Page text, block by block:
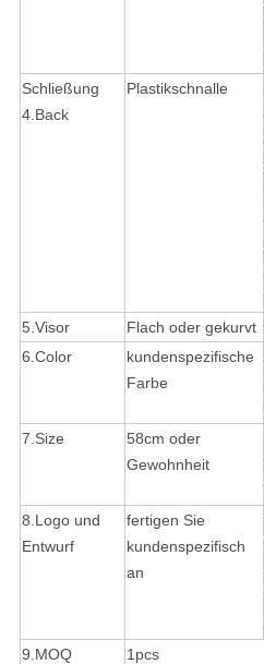
Schließung
4.Back
Plastikschnalle
5.Visor
Flach oder gekurvt
6.Color
kundenspezifische
Farbe
7.Size
58cm oder
Gewohnheit
8.Logo und
Entwurf
fertigen Sie
kundenspezifisch
an
9.MOQ
1pcs